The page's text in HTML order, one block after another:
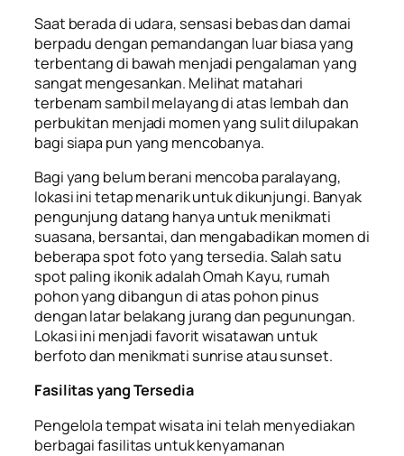
Saat berada di udara, sensasi bebas dan damai
berpadu dengan pemandangan luar biasa yang
terbentang di bawah menjadi pengalaman yang
sangat mengesankan. Melihat matahari
terbenam sambil melayang di atas lembah dan
perbukitan menjadi momen yang sulit dilupakan
bagi siapa pun yang mencobanya.
Bagi yang belum berani mencoba paralayang,
lokasi ini tetap menarik untuk dikunjungi. Banyak
pengunjung datang hanya untuk menikmati
suasana, bersantai, dan mengabadikan momen di
beberapa spot foto yang tersedia. Salah satu
spot paling ikonik adalah Omah Kayu, rumah
pohon yang dibangun di atas pohon pinus
dengan latar belakang jurang dan pegunungan.
Lokasi ini menjadi favorit wisatawan untuk
berfoto dan menikmati sunrise atau sunset.
Fasilitas yang Tersedia
Pengelola tempat wisata ini telah menyediakan
berbagai fasilitas untuk kenyamanan